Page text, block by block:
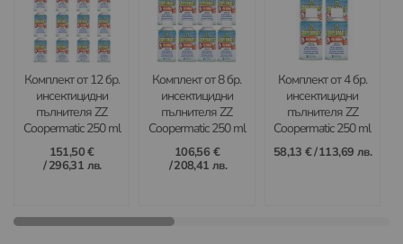
Комплект от 12 бр.
инсектицидни
пълнителя ZZ
Coopermatic 250 ml
– Максимална и
продължителна
защита от летящи
151,50 €
/296,31 лв.
Комплект от 8 бр.
инсектицидни
пълнителя ZZ
Coopermatic 250 ml
– Защита летящи
насекоми за всеки
сезон
106,56 €
/208,41 лв.
Комплект от 4 бр.
инсектицидни
пълнителя ZZ
Coopermatic 250 ml
– Ефективна
защита от летящи
58,13 €/113,69 лв.